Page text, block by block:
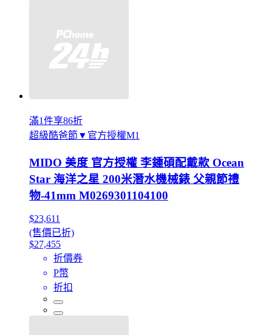
滿1件享86折
超級酷爸節▼官方授權M1
MIDO 美度 官方授權 李鍾碩配戴款 Ocean
Star 海洋之星 200米潛水機械錶 父親節禮
物-41mm M0269301104100
$23,611
(售價已折)
$27,455
折價券
P幣
折扣